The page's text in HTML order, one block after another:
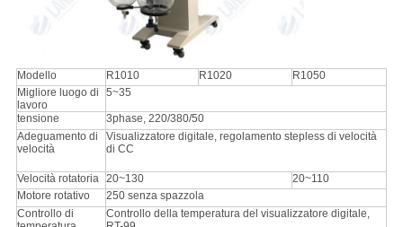
Modello R1010 R1020
R1050
Migliore luogo di
lavoro
5~35
tensione
3phase, 220/380/50
Adeguamento di
velocità
Visualizzatore digitale, regolamento stepless di velocità
di CC
Velocità rotatoria 20~130
20~110
Motore rotativo
250 senza spazzola
Controllo di
Controllo della temperatura del visualizzatore digitale,